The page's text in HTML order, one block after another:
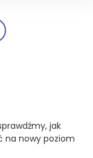
jak
na nowy poziom